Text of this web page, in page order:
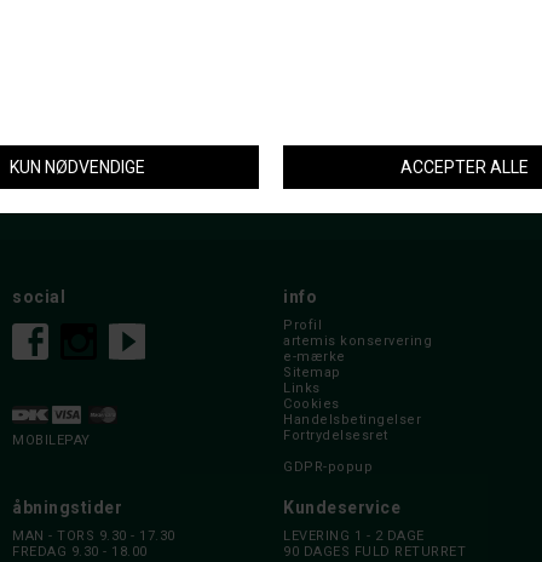
social
MOBILEPAY
info
Profil
artemis konservering
e-mærke
Sitemap
Links
Cookies
Handelsbetingelser
Fortrydelsesret
GDPR-popup
åbningstider
MAN - TORS 9.30 - 17.30
FREDAG 9.30 - 18.00
Kundeservice
LEVERING 1 - 2 DAGE
90 DAGES FULD RETURRET